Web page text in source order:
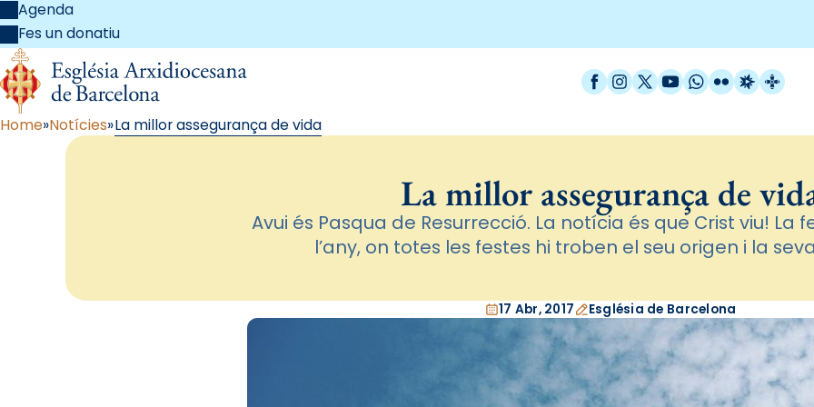
Agenda
Fes un donatiu
Facebook
Instagram
X / Twitter
YouTube
WhatsApp
FlickrRadio
Home Notícies La millor assegurança de vida
La millor assegurança de
Avui és Pasqua de Resurrecció. La notícia és que Crist viu! La
l’any, on totes les festes hi troben el seu origen i la
17 Abr, 2017 Església de Barcelona